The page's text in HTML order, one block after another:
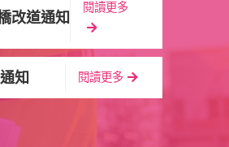
改道通知
閱讀更多
知 閱讀更多